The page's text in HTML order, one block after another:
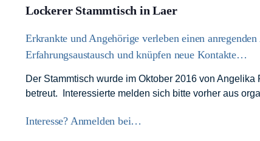
Lockerer Stammtisch in Laer
Erkrankte und Angehörige verleben einen
Erfahrungsaustausch und knüpfen neue Kontakte…
Der Stammtisch wurde im Oktober 2016 von
betreut. Interessierte melden sich bitte vorher aus
Interesse? Anmelden bei…